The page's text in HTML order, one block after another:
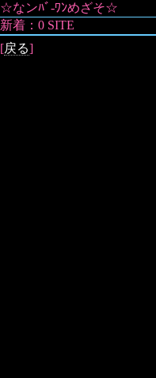
☆なンﾊﾞ-ﾜﾝめざそ☆
新着：0 SITE
[戻る]